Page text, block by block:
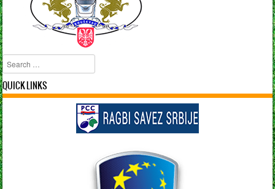
Search
QUICK LINKS